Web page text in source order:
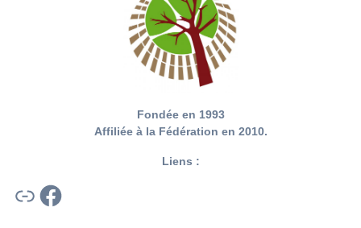
Fondée en 1993
Affiliée à la Fédération en 2010.
Liens :
Lien Facebook